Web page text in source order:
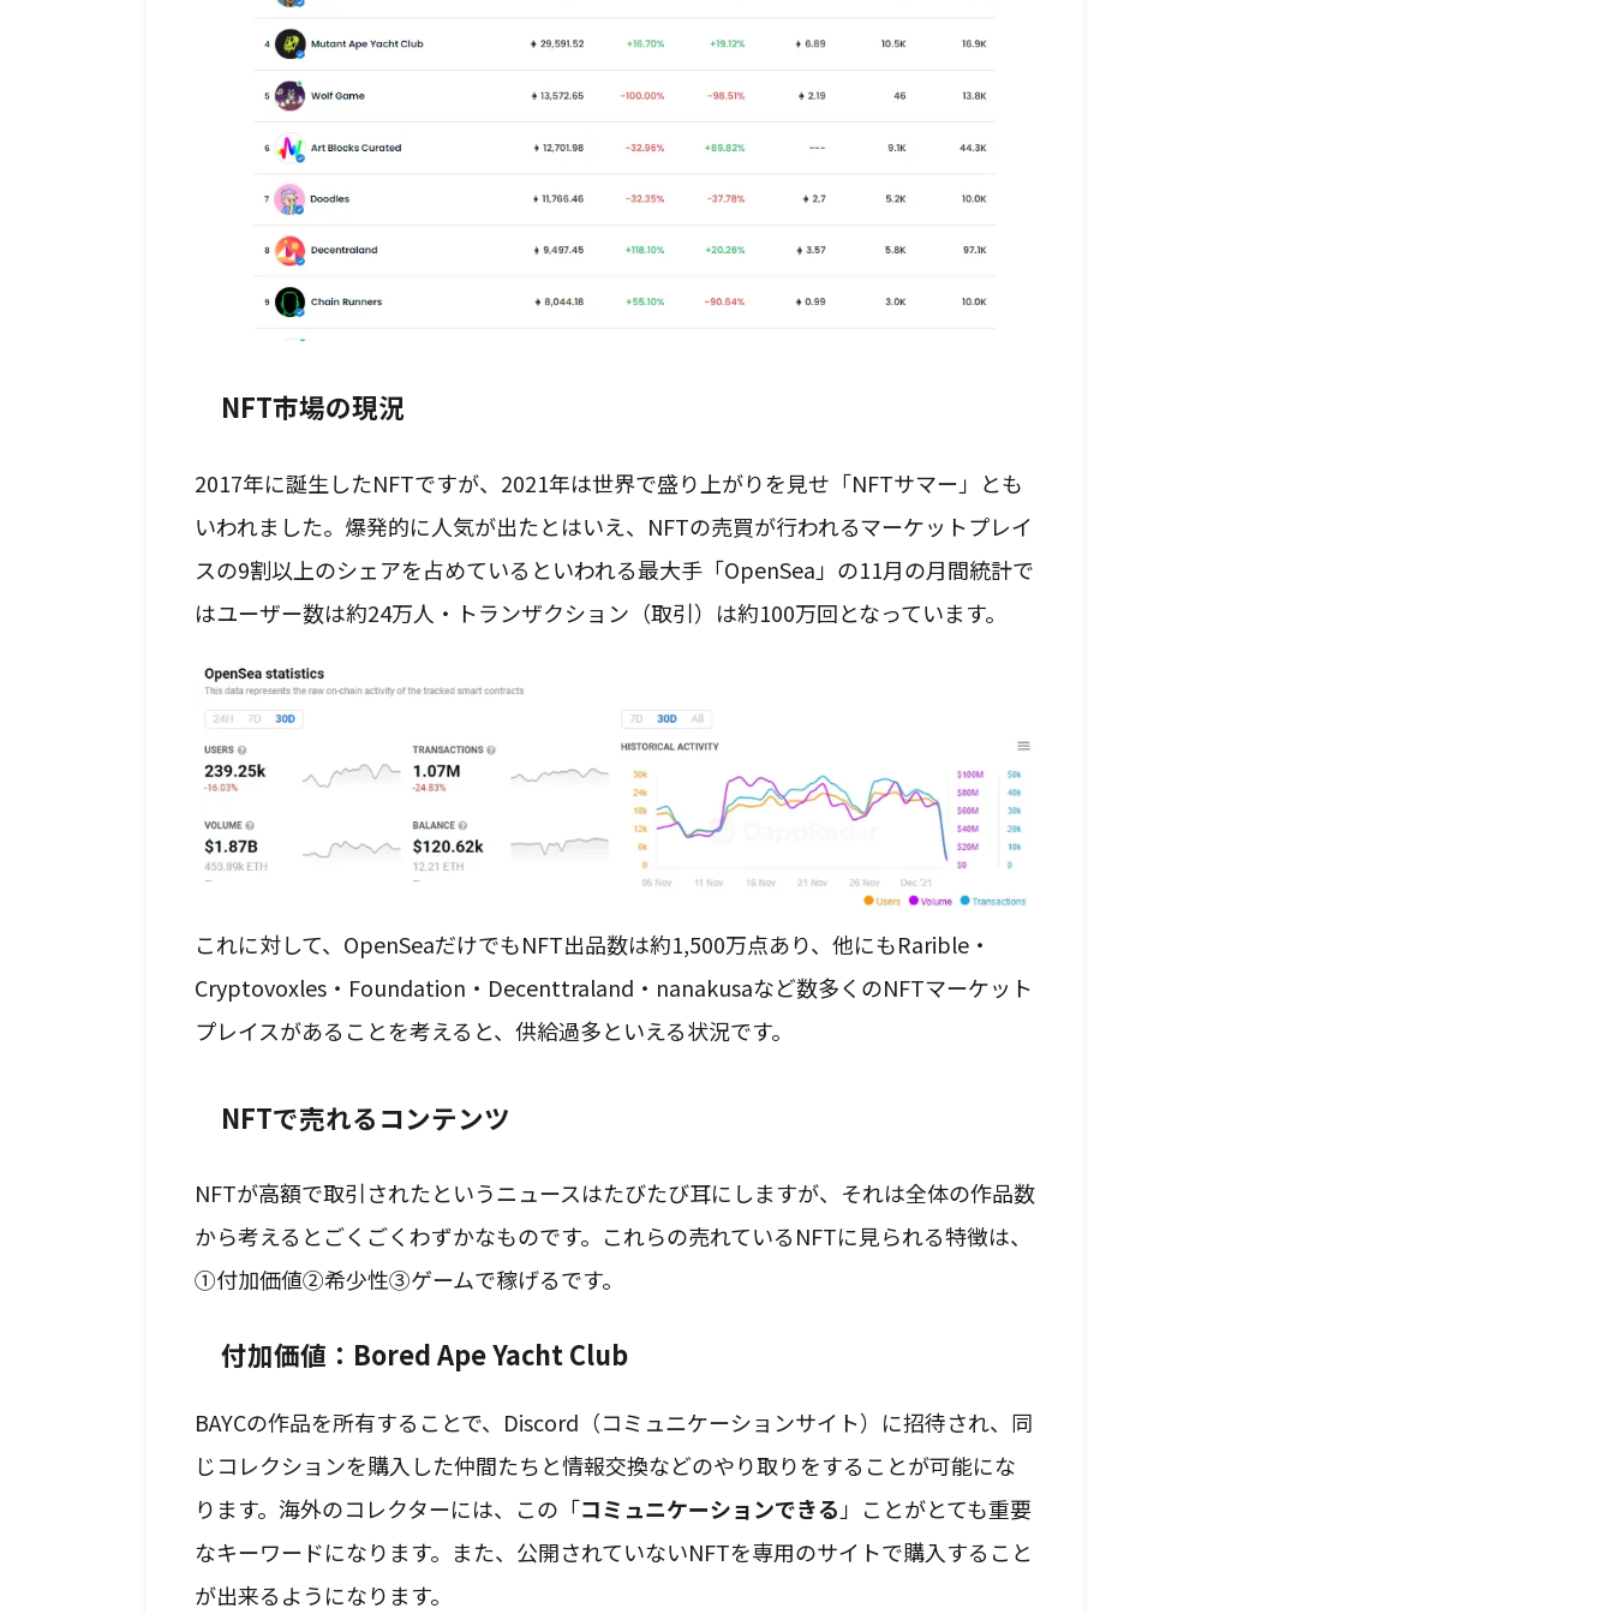
NFT市場の現況
2017年に誕生したNFTですが、2021年は世界で盛り上がりを見せ「NFTサマー」とも
いわれました。爆発的に人気が出たとはいえ、NFTの売買が行われるマーケットプレイ
スの9割以上のシェアを占めているといわれる最大手「OpenSea」の11月の月間統計で
はユーザー数は約24万人・トランザクション（取引）は約100万回となっています。
これに対して、OpenSeaだけでもNFT出品数は約1,500万点あり、他にもRarible・
Cryptovoxles・Foundation・Decenttraland・nanakusaなど数多くのNFTマーケット
プレイスがあることを考えると、供給過多といえる状況です。
NFTで売れるコンテンツ
NFTが高額で取引されたというニュースはたびたび耳にしますが、それは全体の作品数
から考えるとごくごくわずかなものです。これらの売れているNFTに見られる特徴は、
①付加価値②希少性③ゲームで稼げるです。
付加価値：Bored Ape Yacht Club
BAYCの作品を所有することで、Discord（コミュニケーションサイト）に招待され、同
じコレクションを購入した仲間たちと情報交換などのやり取りをすることが可能にな
ります。海外のコレクターには、この「コミュニケーションできる 」ことがとても重要
なキーワードになります。また、公開されていないNFTを専用のサイトで購入すること
が出来るようになります。